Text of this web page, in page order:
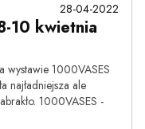
28-04-2022
10 kwietnia
wystawie 1000VASES
najładniejsza ale
1000VASES -